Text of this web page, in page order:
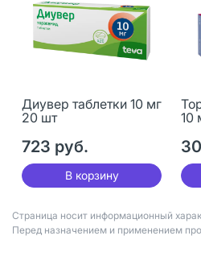
Диувер таблетки 10 мг
20 шт
723 руб.
В корзину
10
Страница носит информационный
Перед назначением и применением